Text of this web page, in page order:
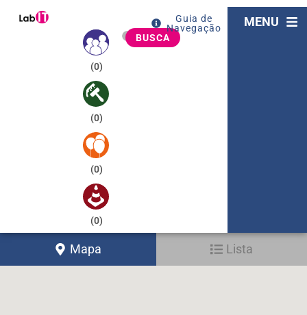
(0)
(0)
(0)
(0)
BUSCA
Guia de
Navegação
MENU
Mapa Lista